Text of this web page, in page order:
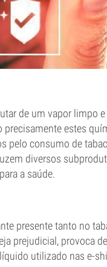
de um vapor limpo
estes
pelo consumo de
diversos
a saúde.
presente tanto no
prejudicial, provoca
utilizado nas e-